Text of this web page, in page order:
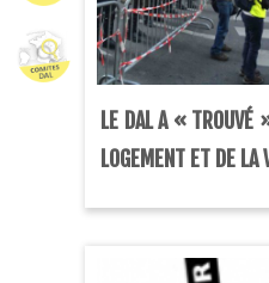
LE DAL A « TROUVÉ
LOGEMENT ET DE LA